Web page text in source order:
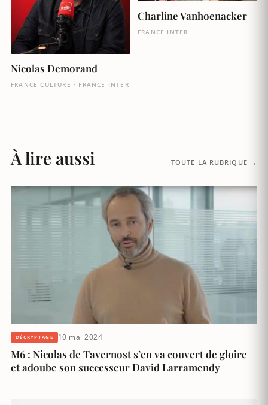
Nicolas Demorand
FRANCE CULTURE · FRANCE INTER
Charline Vanhoenacker
FRANCE INTER
À lire aussi TOUTE LA RUBRIQUE →
DÉCRYPTAGE 10 mai 2024
M6 : Nicolas de Tavernost s’en va couvert de gloire
et adoube son successeur David Larramendy